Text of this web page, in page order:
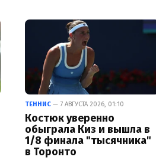
ТЕННИС — 7 АВГУСТА 2026, 01:10
Костюк уверенно
обыграла Киз и вышла в
1/8 финала "тысячника"
в Торонто